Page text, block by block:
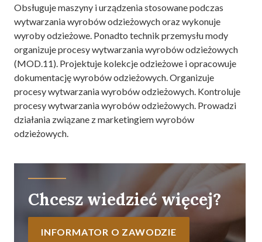
Obsługuje maszyny i urządzenia stosowane podczas
wytwarzania wyrobów odzieżowych oraz wykonuje
wyroby odzieżowe. Ponadto technik przemysłu mody
organizuje procesy wytwarzania wyrobów odzieżowych
(MOD.11). Projektuje kolekcje odzieżowe i opracowuje
dokumentację wyrobów odzieżowych. Organizuje
procesy wytwarzania wyrobów odzieżowych. Kontroluje
procesy wytwarzania wyrobów odzieżowych. Prowadzi
działania związane z marketingiem wyrobów
odzieżowych.
Chcesz wiedzieć więcej?
INFORMATOR O ZAWODZIE